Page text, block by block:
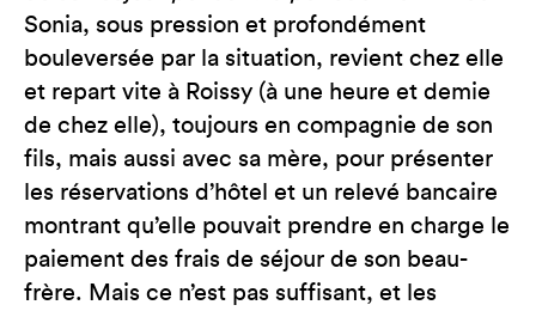
Sonia, sous pression et profondément
bouleversée par la situation, revient chez elle
et repart vite à Roissy (à une heure et demie
de chez elle), toujours en compagnie de son
fils, mais aussi avec sa mère, pour présenter
les réservations d’hôtel et un relevé bancaire
montrant qu’elle pouvait prendre en charge le
paiement des frais de séjour de son beau-
frère. Mais ce n’est pas suffisant, et les